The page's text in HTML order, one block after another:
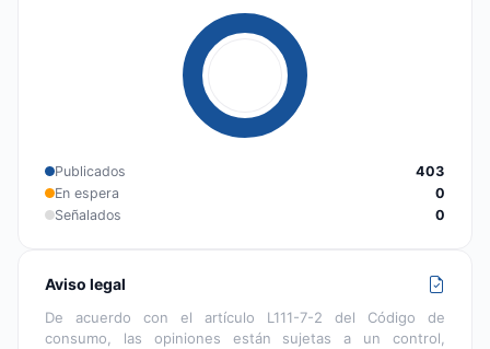
Publicados
403
En espera
0
Señalados
0
Aviso legal
De acuerdo con el artículo L111-7-2 del Código de
consumo, las opiniones están sujetas a un control,